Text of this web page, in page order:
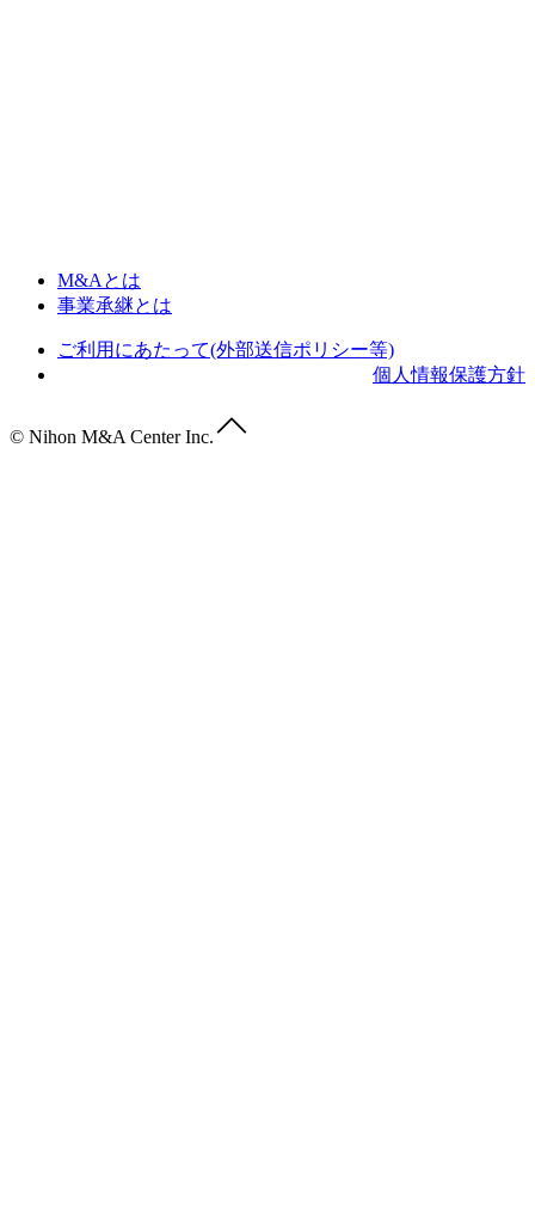
M&Aとは
事業承継とは
ご利用にあたって(外部送信ポリシー等)
個人情報保護方針
© Nihon M&A Center Inc.